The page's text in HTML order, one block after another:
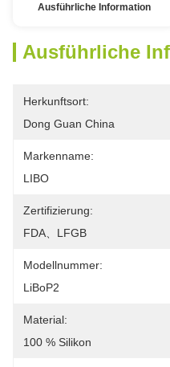
Ausführliche Information
Ausführliche
Herkunftsort:
Dong Guan China
Markenname:
LIBO
Zertifizierung:
FDA、LFGB
Modellnummer:
LiBoP2
Material:
100 % Silikon